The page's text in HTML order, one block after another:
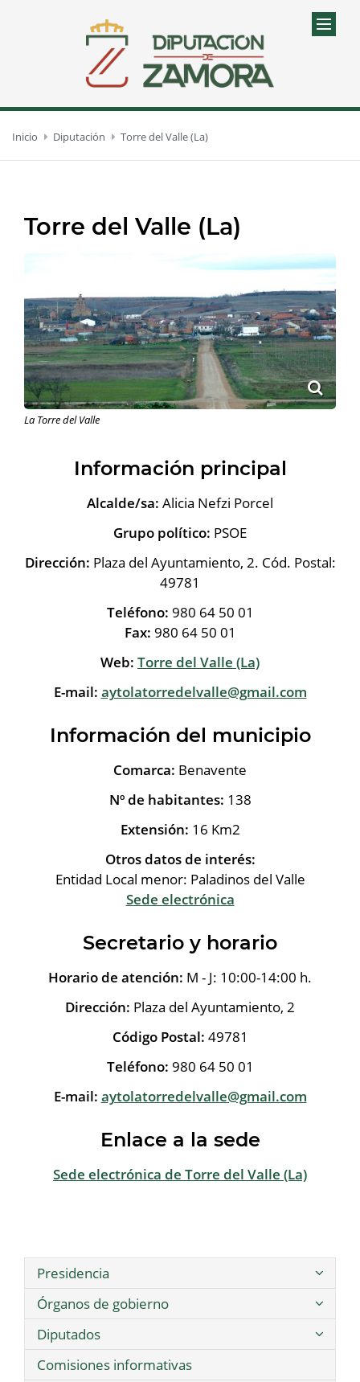
Inicio Diputación Torre del Valle (La)
Torre del Valle (La)
La Torre del Valle
Información principal
Alcalde/sa: Alicia Nefzi Porcel
Grupo político: PSOE
Dirección: Plaza del Ayuntamiento, 2. Cód. Postal:
49781
Teléfono: 980 64 50 01
Fax: 980 64 50 01
Web: Torre del Valle (La)
E-mail: aytolatorredelvalle@gmail.com
Información del municipio
Comarca: Benavente
Nº de habitantes: 138
Extensión: 16 Km2
Otros datos de interés:
Entidad Local menor: Paladinos del Valle
Sede electrónica
Secretario y horario
Horario de atención: M - J: 10:00-14:00 h.
Dirección: Plaza del Ayuntamiento, 2
Código Postal: 49781
Teléfono: 980 64 50 01
E-mail: aytolatorredelvalle@gmail.com
Enlace a la sede
Sede electrónica de Torre del Valle (La)
Presidencia
Órganos de gobierno
Diputados
Comisiones informativas